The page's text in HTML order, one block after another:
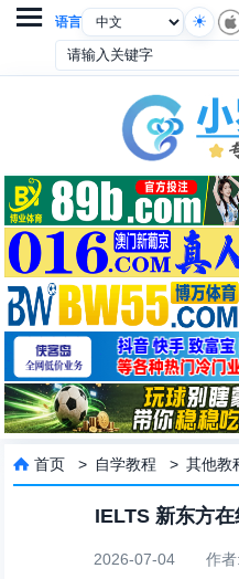
语言

 首页 > 自学教程 >其他教
IELTS 新东方
2026-07-04 作